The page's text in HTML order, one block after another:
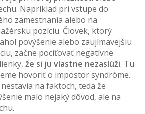
Napríklad pri vstupe do
zamestnania alebo na
pozíciu. Človek, ktorý
povýšenie alebo zaujímavejšiu
začne pociťovať negatívne
že si ju vlastne nezaslúži. Tu
hovoriť o impostor syndróme.
na faktoch, teda že
malo nejaký dôvod, ale na